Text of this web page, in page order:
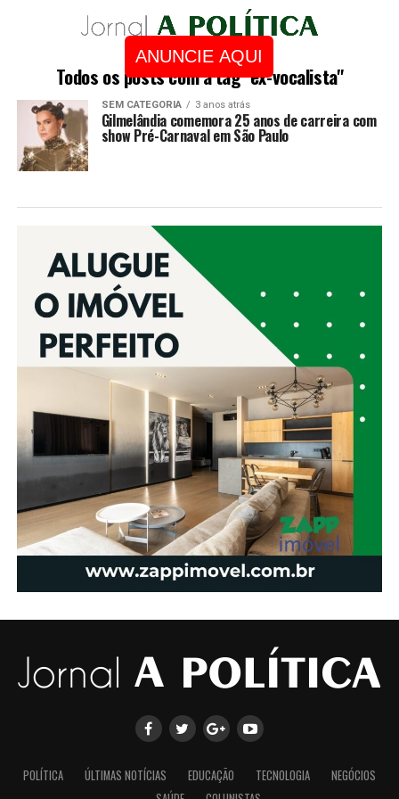
ANUNCIE AQUI
Todos os posts com a tag "ex-vocalista"
SEM CATEGORIA 3 anos atrás
Gilmelândia comemora 25 anos de carreira com
show Pré-Carnaval em São Paulo
POLÍTICA ÚLTIMAS NOTÍCIAS EDUCAÇÃO TECNOLOGIA
NEGÓCIOS